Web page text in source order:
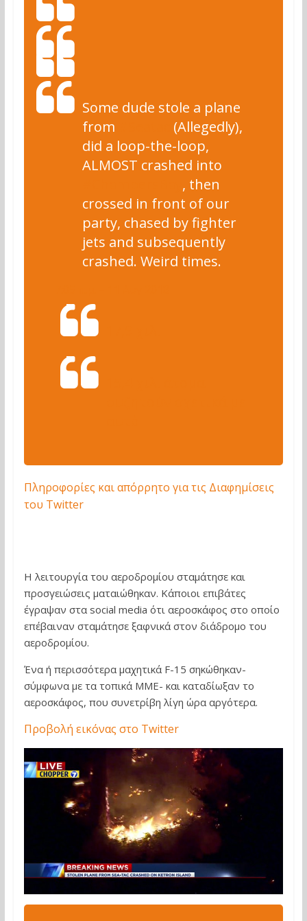
Some dude stole a plane
from
(Allegedly),
did a loop-the-loop,
ALMOST crashed into
, then
crossed in front of our
party, chased by fighter
jets and subsequently
crashed. Weird times.
Πληροφορίες και απόρρητο για τις Διαφημίσεις
του Twitter
Η λειτουργία του αεροδρομίου σταμάτησε και
προσγειώσεις ματαιώθηκαν. Κάποιοι επιβάτες
έγραψαν στα social media ότι αεροσκάφος στο οποίο
επέβαιναν σταμάτησε ξαφνικά στον διάδρομο του
αεροδρομίου.
Ένα ή περισσότερα μαχητικά F-15 σηκώθηκαν-
σύμφωνα με τα τοπικά ΜΜΕ- και καταδίωξαν το
αεροσκάφος, που συνετρίβη λίγη ώρα αργότερα.
Προβολή εικόνας στο Twitter